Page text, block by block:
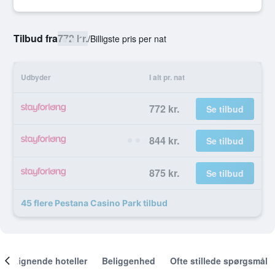
Tilbud fra772 kr./Billigste pris per nat
Udbyder I alt pr. nat
772 kr. Se tilbud
844 kr. Se tilbud
875 kr. Se tilbud
45 flere Pestana Casino Park tilbud
Lignende hoteller Beliggenhed Ofte stillede spørgsmål